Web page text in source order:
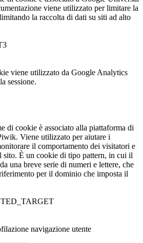
viene utilizzato per limitare la
la raccolta di dati su siti ad alto
viene utilizzato da Google Analytics
sessione.
di cookie è associato alla piattaforma di
Viene utilizzato per aiutare i
il comportamento dei visitatori e
sito. È un cookie di tipo pattern, in cui il
una breve serie di numeri e lettere, che
per il dominio che imposta il
navigazione utente